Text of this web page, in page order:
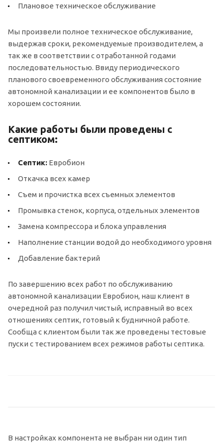
Плановое техническое обслуживание
Мы произвели полное техническое обслуживание,
выдержав сроки, рекомендуемые производителем, а
так же в соответствии с отработанной годами
последовательностью. Ввиду периодического
планового своевременного обслуживания состояние
автономной канализации и ее компонентов было в
хорошем состоянии.
Какие работы были проведены с
септиком:
Септик: Евробион
Откачка всех камер
Съем и прочистка всех съемных элементов
Промывка стенок, корпуса, отдельных элементов
Замена компрессора и блока управления
Наполнение станции водой до необходимого уровня
Добавление бактерий
По завершению всех работ по обслуживанию
автономной канализации Евробион, наш клиент в
очередной раз получил чистый, исправный во всех
отношениях септик, готовый к будничной работе.
Сообща с клиентом были так же проведены тестовые
пуски с тестированием всех режимов работы септика.
В настройках компонента не выбран ни один тип